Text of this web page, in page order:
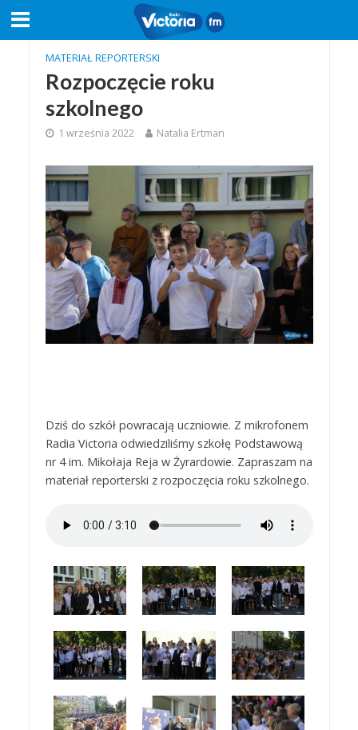
MATERIAŁ REPORTERSKI
Rozpoczęcie roku
szkolnego
1 września 2022 Natalia Ertman
Dziś do szkół powracają uczniowie. Z mikrofonem
Radia Victoria odwiedziliśmy szkołę Podstawową
nr 4 im. Mikołaja Reja w Żyrardowie. Zapraszam na
materiał reporterski z rozpoczęcia roku szkolnego.